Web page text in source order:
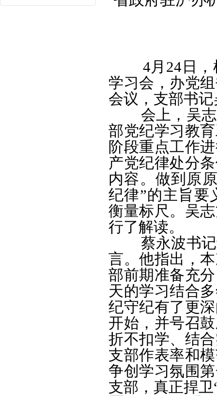
4月24日，机
学习会，办党
会议，支部书
会上，吴志
部党纪学习教
阶段重点工作
产党纪律处分
内容。做到原
纪律”的主旨要
衡量标尺。吴
行了解读。
蔡永波书记
言。他指出，
部前期准备充
天的学习结合
纪守纪有了更
开始，并号召
折不扣学、结
支部作表率和
争创学习氛围
支部，真正捍